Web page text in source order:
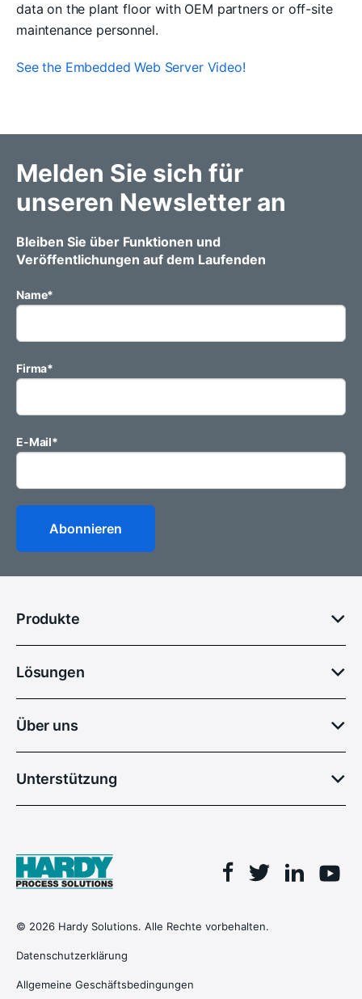
data on the plant floor with OEM partners or off-site
maintenance personnel.
See the Embedded Web Server Video!
Melden Sie sich für
unseren Newsletter an
Bleiben Sie über Funktionen und
Veröffentlichungen auf dem Laufenden
Name*
Firma*
E-Mail*
Produkte
Lösungen
Über uns
Unterstützung
Facebook
Twitter Linkedin
© 2026 Hardy Solutions. Alle Rechte vorbehalten.
Datenschutzerklärung
Allgemeine Geschäftsbedingungen